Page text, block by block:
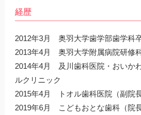
経歴
2012年3月 奥羽大学歯学部歯学科
2013年4月 奥羽大学附属病院研修
2014年4月 及川歯科医院・おいか
ルクリニック
2015年4月 トオル歯科医院（副院長
2019年6月 こどもおとな歯科（院長